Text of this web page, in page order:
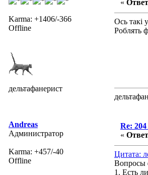
Karma: +1406/-366
Offline
дельтафанерист
«
Ось такі
Роблять
Andreas
Администратор
Karma: +457/-40
Offline
Re:
«
Цитата:
Вопросы
1. Есть